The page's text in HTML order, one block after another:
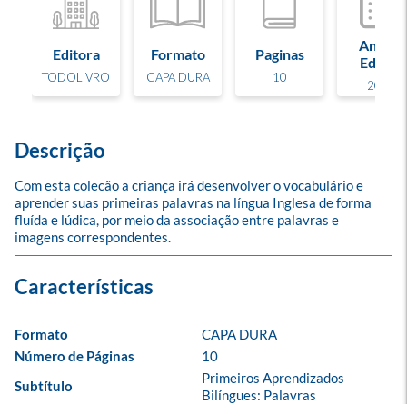
Editora
TODOLIVRO
Formato
CAPA DURA
Paginas
10
Ano de
Edição
2023
Descrição
Com esta colecão a criança irá desenvolver o vocabulário e
aprender suas primeiras palavras na língua Inglesa de forma
fluída e lúdica, por meio da associação entre palavras e
imagens correspondentes.
Formato
CAPA DURA
Número de Páginas
10
Subtítulo
Primeiros Aprendizados
Bilíngues: Palavras